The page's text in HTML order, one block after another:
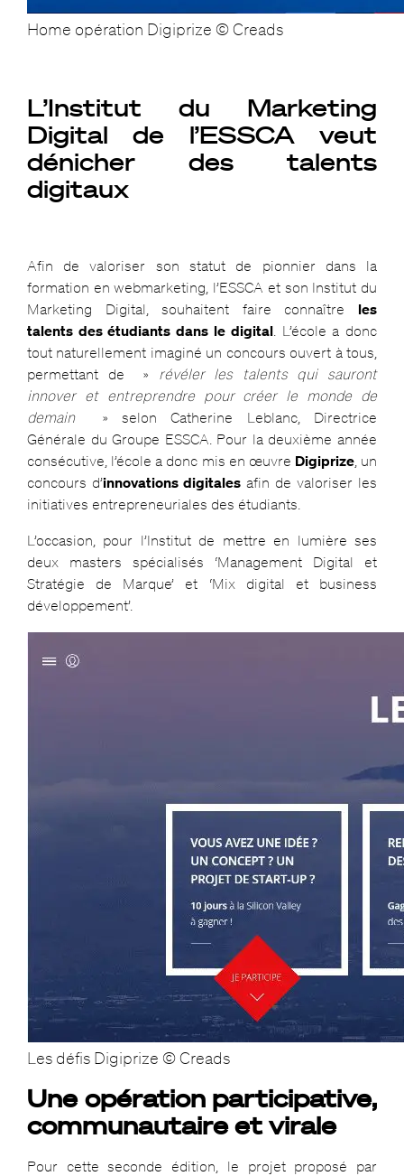
Home opération Digiprize © Creads
L’Institut du Marketing
Digital de l’ESSCA veut
dénicher des talents
digitaux
Afin de valoriser son statut de pionnier dans la
formation en webmarketing, l’ESSCA et son Institut du
Marketing Digital, souhaitent faire connaître les
talents des étudiants dans le digital. L’école a donc
tout naturellement imaginé un concours ouvert à tous,
permettant de »
révéler les talents qui sauront
innover et entreprendre pour créer le monde de
demain» selon Catherine Leblanc, Directrice
Générale du Groupe ESSCA. Pour la deuxième année
consécutive, l’école a donc mis en œuvre Digiprize, un
concours d’innovations digitalesafin de valoriser les
initiatives entrepreneuriales des étudiants.
L’occasion, pour l’Institut de mettre en lumière ses
deux masters spécialisés ‘Management Digital et
Stratégie de Marque’ et ‘Mix digital et business
développement’.
Les défis Digiprize © Creads
Une opération participative,
communautaire et virale
Pour cette seconde édition, le projet proposé par